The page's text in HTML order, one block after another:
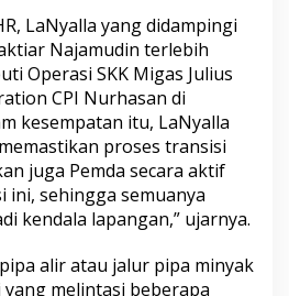
LaNyalla yang didampingi
Najamudin terlebih
Operasi SKK Migas Julius
CPI Nurhasan di
kesempatan itu, LaNyalla
proses transisi
juga Pemda secara aktif
ini, sehingga semuanya
kendala lapangan,” ujarnya.
alir atau jalur pipa minyak
melintasi beberapa